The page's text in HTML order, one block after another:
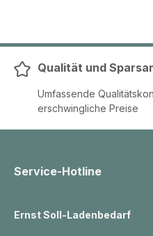
Qualität und
Umfassende
erschwingliche Preise
Service-Hotline
Ernst Soll-Ladenbedarf